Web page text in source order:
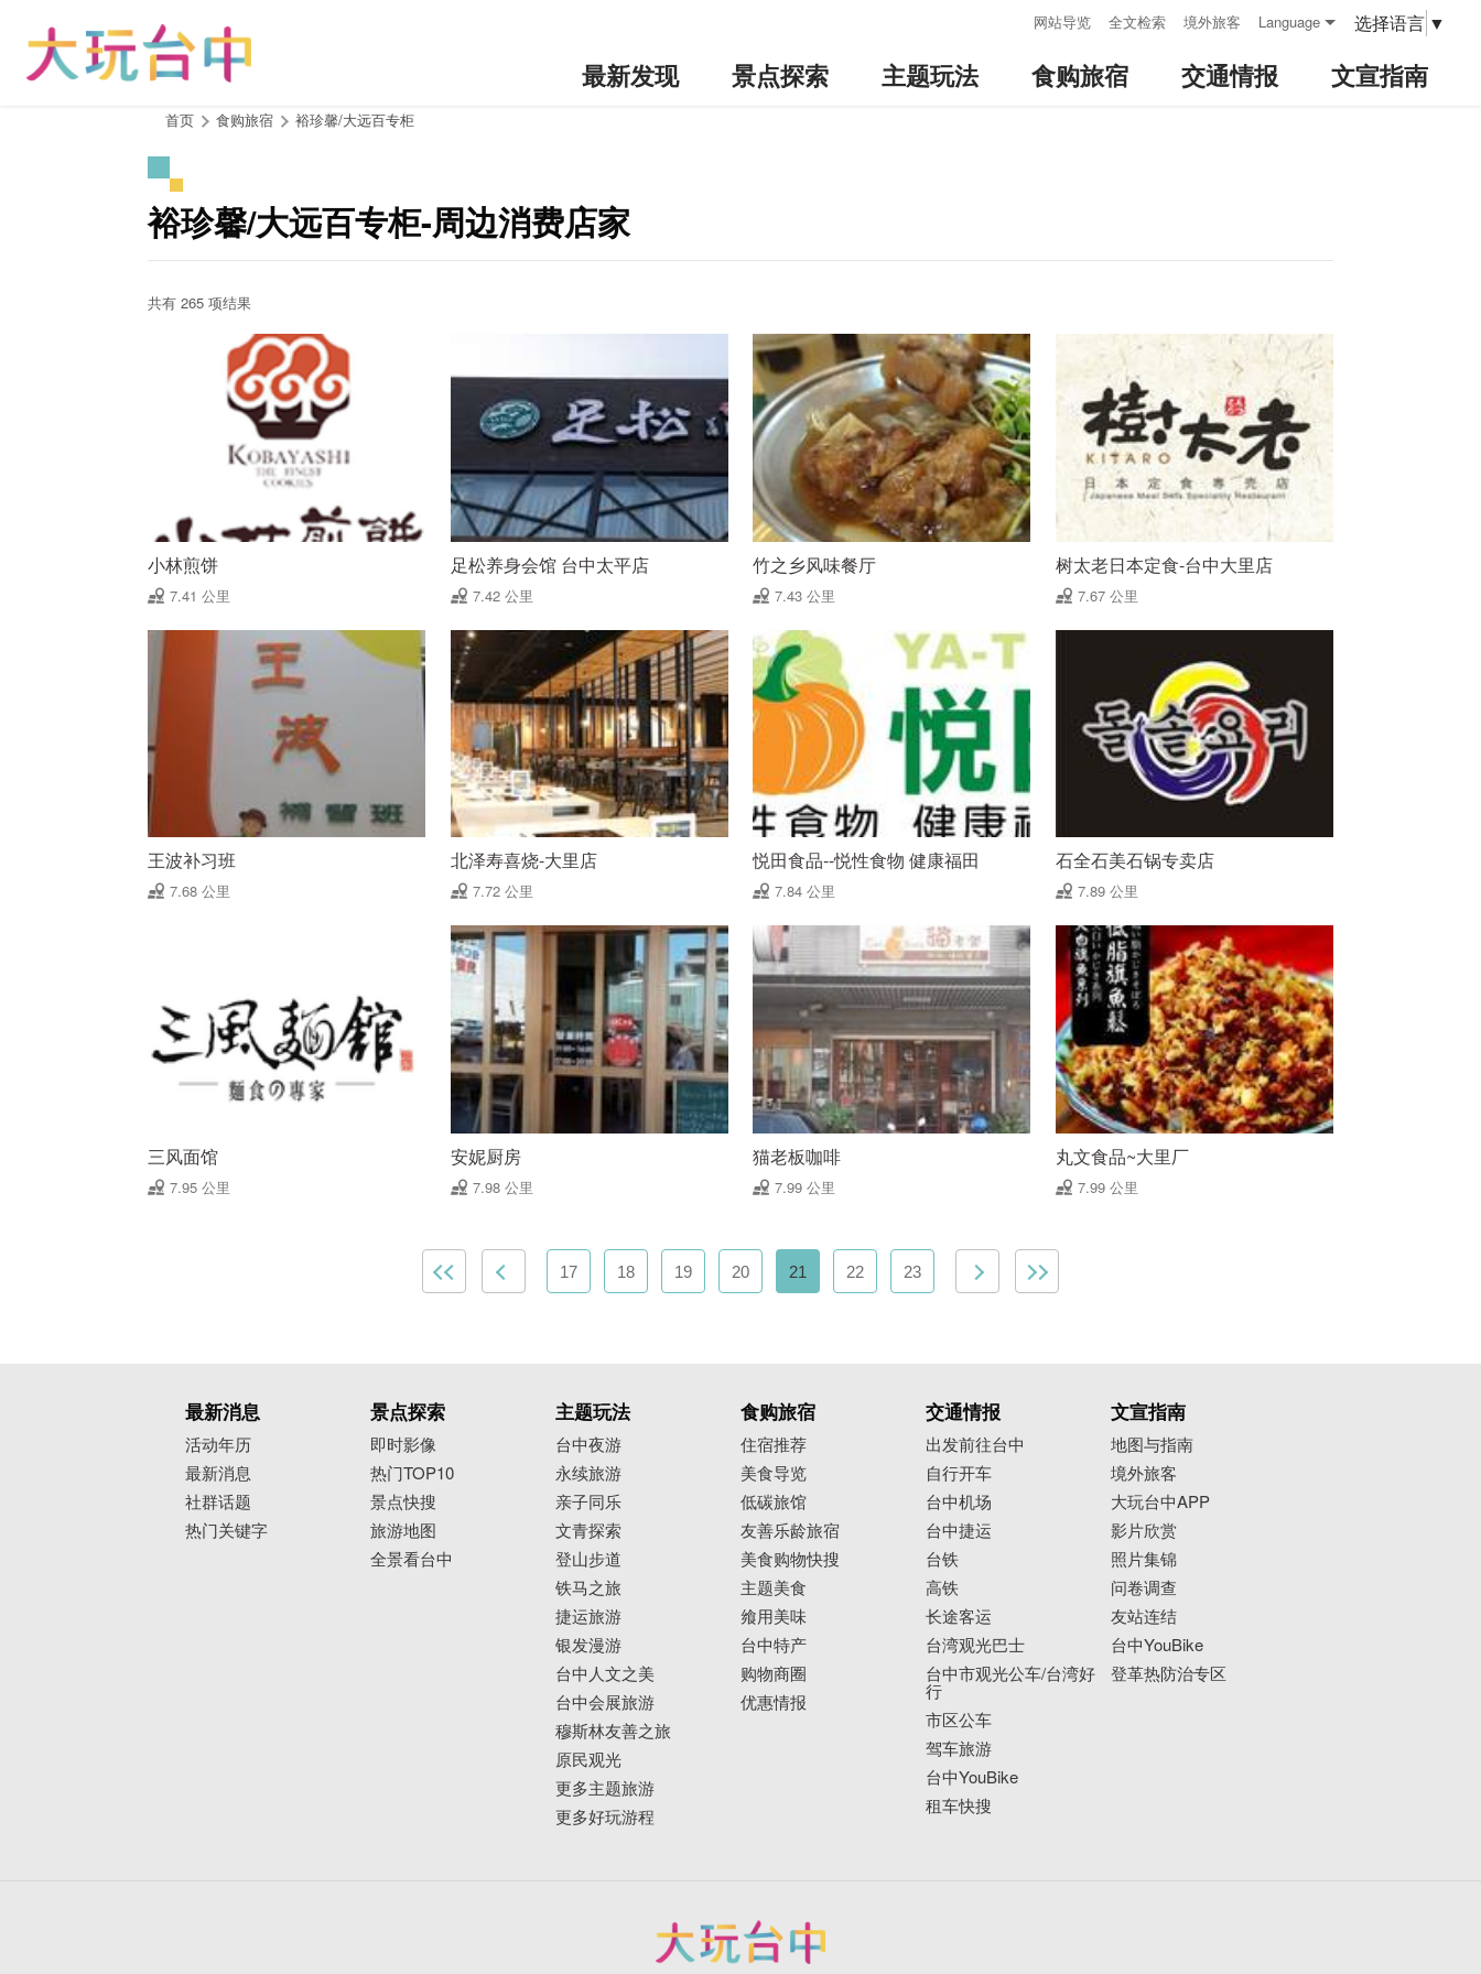
网站导览 全文检索 境外旅客 Language 选择语言 ▼
最新发现 景点探索 主题玩法 食购旅宿 交通情报 文宣指南
首页 食购旅宿 裕珍馨/大远百专柜
裕珍馨/大远百专柜-周边消费店家
共有 265 项结果
小林煎饼
7.41 公里
足松养身会馆 台中太平店
7.42 公里
竹之乡风味餐厅
7.43 公里
树太老日本定食-台中大里店
7.67 公里
王波补习班
7.68 公里
北泽寿喜烧-大里店
7.72 公里
悦田食品--悦性食物 健康福田
7.84 公里
石全石美石锅专卖店
7.89 公里
三风面馆
7.95 公里
安妮厨房
7.98 公里
猫老板咖啡
7.99 公里
丸文食品~大里厂
7.99 公里
17 18 19 20 21 22 23
最新消息
活动年历
最新消息
社群话题
热门关键字
景点探索
即时影像
热门TOP10
景点快搜
旅游地图
全景看台中
主题玩法
台中夜游
永续旅游
亲子同乐
文青探索
登山步道
铁马之旅
捷运旅游
银发漫游
台中人文之美
台中会展旅游
穆斯林友善之旅
原民观光
更多主题旅游
更多好玩游程
食购旅宿
住宿推荐
美食导览
低碳旅馆
友善乐龄旅宿
美食购物快搜
主题美食
飨用美味
台中特产
购物商圈
优惠情报
交通情报
出发前往台中
自行开车
台中机场
台中捷运
台铁
高铁
长途客运
台湾观光巴士
台中市观光公车/台湾好
行
市区公车
驾车旅游
台中YouBike
租车快搜
文宣指南
地图与指南
境外旅客
大玩台中APP
影片欣赏
照片集锦
问卷调查
友站连结
台中YouBike
登革热防治专区